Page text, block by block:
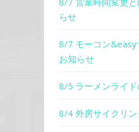
らせ
8/7 モーコン&easy
お知らせ
8/5 ラーメンライ
8/4 外房サイクリ